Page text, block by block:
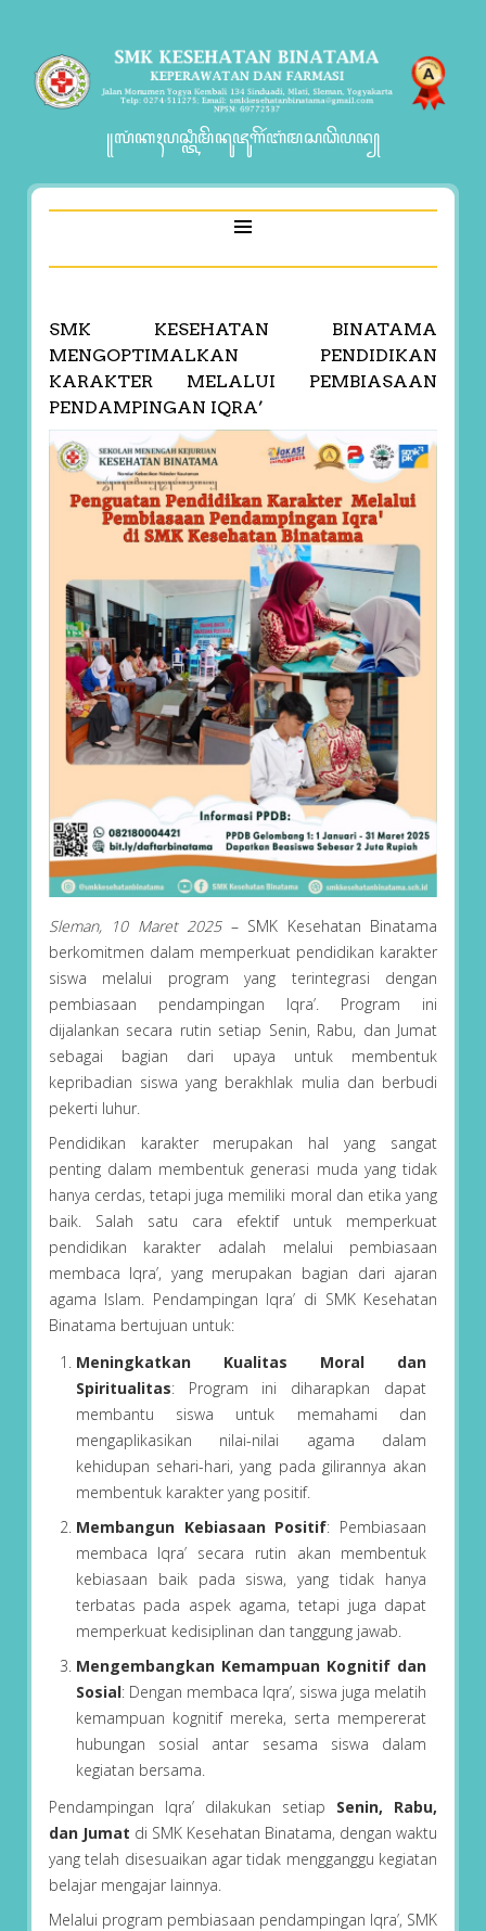
꧋ꦭꦁꦏꦃꦥꦱ꧀ꦠꦶꦩꦼꦤꦸꦗꦸꦒꦼꦂꦧꦁꦩꦱꦣꦼꦥꦤ꧀
SMK KESEHATAN BINATAMA
MENGOPTIMALKAN PENDIDIKAN
KARAKTER MELALUI PEMBIASAAN
PENDAMPINGAN IQRA’
Sleman, 10 Maret 2025– SMK Kesehatan Binatama
berkomitmen dalam memperkuat pendidikan karakter
siswa melalui program yang terintegrasi dengan
pembiasaan pendampingan Iqra’. Program ini
dijalankan secara rutin setiap Senin, Rabu, dan Jumat
sebagai bagian dari upaya untuk membentuk
kepribadian siswa yang berakhlak mulia dan berbudi
pekerti luhur.
Pendidikan karakter merupakan hal yang sangat
penting dalam membentuk generasi muda yang tidak
hanya cerdas, tetapi juga memiliki moral dan etika yang
baik. Salah satu cara efektif untuk memperkuat
pendidikan karakter adalah melalui pembiasaan
membaca Iqra’, yang merupakan bagian dari ajaran
agama Islam. Pendampingan Iqra’ di SMK Kesehatan
Binatama bertujuan untuk:
Meningkatkan Kualitas Moral dan
Spiritualitas: Program ini diharapkan dapat
membantu siswa untuk memahami dan
mengaplikasikan nilai-nilai agama dalam
kehidupan sehari-hari, yang pada gilirannya akan
membentuk karakter yang positif.
Membangun Kebiasaan Positif: Pembiasaan
membaca Iqra’ secara rutin akan membentuk
kebiasaan baik pada siswa, yang tidak hanya
terbatas pada aspek agama, tetapi juga dapat
memperkuat kedisiplinan dan tanggung jawab.
Mengembangkan Kemampuan Kognitif dan
Sosial: Dengan membaca Iqra’, siswa juga melatih
kemampuan kognitif mereka, serta mempererat
hubungan sosial antar sesama siswa dalam
kegiatan bersama.
Pendampingan Iqra’ dilakukan setiap Senin, Rabu,
dan Jumat di SMK Kesehatan Binatama, dengan waktu
yang telah disesuaikan agar tidak mengganggu kegiatan
belajar mengajar lainnya.
Melalui program pembiasaan pendampingan Iqra’, SMK